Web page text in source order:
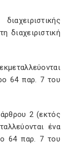
διαχειριστική
64 παρ. 7 του
2 (εκτός
ένα
64 παρ. 7 του